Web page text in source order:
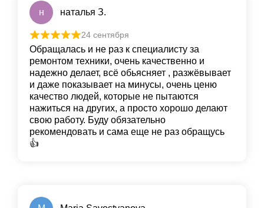
н наталья З.
24 сентября
Обращалась и не раз к специалисту за
ремонтом техники, очень качественно и
надежно делает, всё обьясняет , разжёвывает
и даже показывает на минусы, очень ценю
качество людей, которые не пытаются
нажиться на других, а просто хорошо делают
свою работу. Буду обязательно
рекомендовать и сама еще не раз обращусь
👍